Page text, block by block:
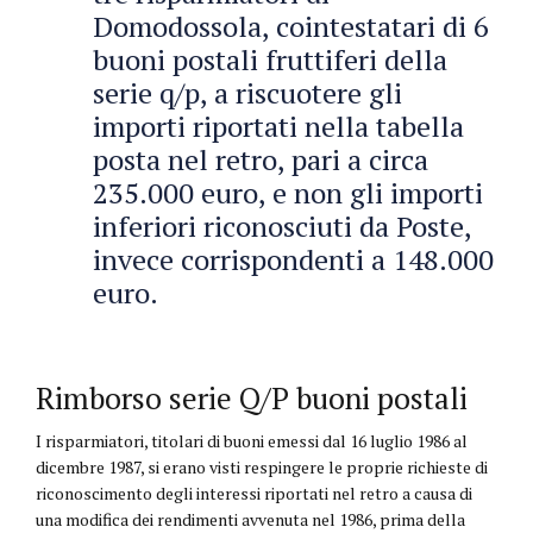
Domodossola, cointestatari di 6
buoni postali fruttiferi della
serie q/p, a riscuotere gli
importi riportati nella tabella
posta nel retro, pari a circa
235.000 euro, e non gli importi
inferiori riconosciuti da Poste,
invece corrispondenti a 148.000
euro.
Rimborso serie Q/P buoni postali
I risparmiatori, titolari di buoni emessi dal 16 luglio 1986 al
dicembre 1987, si erano visti respingere le proprie richieste di
riconoscimento degli interessi riportati nel retro a causa di
una modifica dei rendimenti avvenuta nel 1986, prima della